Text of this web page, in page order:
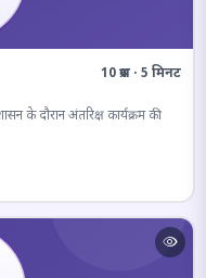
10 प्रश्न · 5 मिनट
के दौरान अंतरिक्ष कार्यक्रम की